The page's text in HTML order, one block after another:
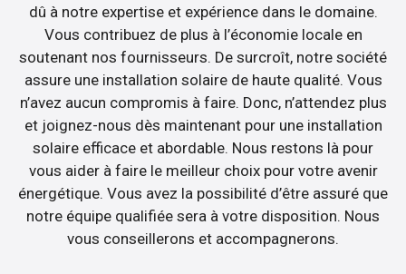
dû à notre expertise et expérience dans le domaine.
Vous contribuez de plus à l’économie locale en
soutenant nos fournisseurs. De surcroît, notre société
assure une installation solaire de haute qualité. Vous
n’avez aucun compromis à faire. Donc, n’attendez plus
et joignez-nous dès maintenant pour une installation
solaire efficace et abordable. Nous restons là pour
vous aider à faire le meilleur choix pour votre avenir
énergétique. Vous avez la possibilité d’être assuré que
notre équipe qualifiée sera à votre disposition. Nous
vous conseillerons et accompagnerons.